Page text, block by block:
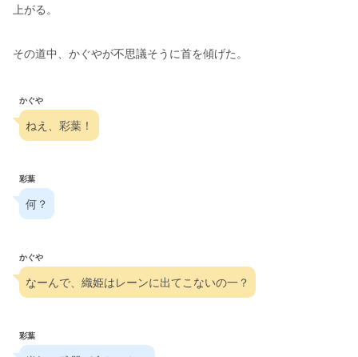
上がる。
その道中、かぐやが不思議そうに首を傾げた。
かぐや
ねえ、彩葉！
彩葉
何？
かぐや
なーんで、織姫はレーンに出てこないの一？
彩葉